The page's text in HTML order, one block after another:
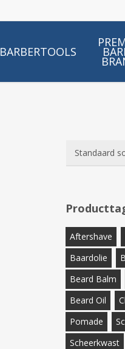
BARBERTOOLS
Aftershave
Baardolie
Beard Balm
Beard Oil
Pomade
Scheerkwast